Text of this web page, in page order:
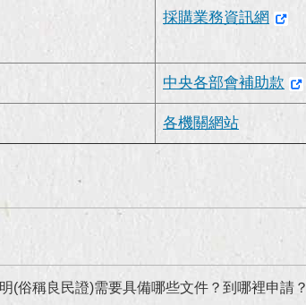
採購業務資訊網
中央各部會補助款
各機關網站
(俗稱良民證)需要具備哪些文件？到哪裡申請？